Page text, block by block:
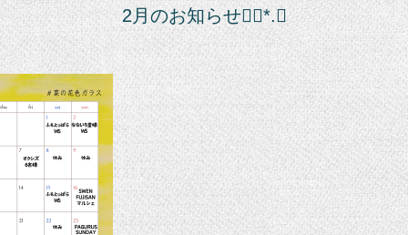
2月のお知らせ❁⃘*.ﾟ